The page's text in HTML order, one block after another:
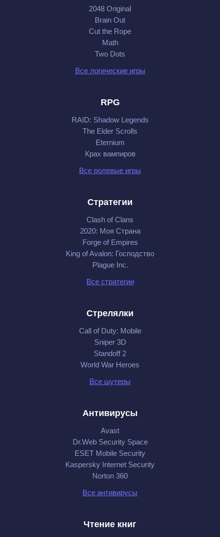
2048 Original
Brain Out
Cut the Rope
Math
Two Dots
Все логические игры
RPG
RAID: Shadow Legends
The Elder Scrolls
Eternium
Крах вампиров
Все ролевые игры
Стратегии
Clash of Clans
2020: Моя Cтрана
Forge of Empires
King of Avalon: Господство
Plague Inc.
Все стратегии
Стрелялки
Call of Duty: Mobile
Sniper 3D
Standoff 2
World War Heroes
Все шутеры
Антивирусы
Avast
Dr.Web Security Space
ESET Mobile Security
Kaspersky Internet Security
Norton 360
Все антивирусы
Чтение книг